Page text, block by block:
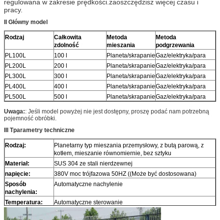
regulowana w zakresie prędkości.zaoszczędzisz więcej czasu i
pracy.
II Główny model
Rodzaj
Całkowita
zdolność
Metoda
mieszania
Metoda
podgrzewania
PL100L
100 l Planeta/skrapanieGaz/elektryka/para
PL200L
200 l Planeta/skrapanieGaz/elektryka/para
PL300L
300 l Planeta/skrapanieGaz/elektryka/para
PL400L
400 l Planeta/skrapanieGaz/elektryka/para
PL500L
500 l Planeta/skrapanieGaz/elektryka/para
Uwaga:: Jeśli model powyżej nie jest dostępny, proszę podać nam potrzebną
pojemność obróbki.
III Tparametry techniczne
Rodzaj:
Planetarny typ mieszania przemysłowy, z butą parową, z
kotłem, mieszanie równomiernie, bez sztyku
Materiał:
SUS 304 ze stali nierdzewnej
napięcie:
380V moc trójfazowa 50HZ ((Może być dostosowana)
Sposób
nachylenia:
Automatyczne nachylenie
Temperatura:
Automatyczne sterowanie
Opakowanie:
Opakowania drewniane